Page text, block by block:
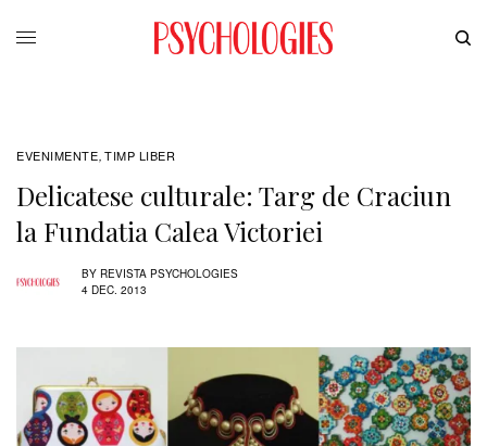
EVENIMENTE, TIMP LIBER
Delicatese culturale: Targ de Craciun
la Fundatia Calea Victoriei
BY REVISTA PSYCHOLOGIES
4 DEC. 2013